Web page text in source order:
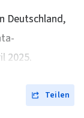
Integrierte
Deutschland,
2025.
Teilen